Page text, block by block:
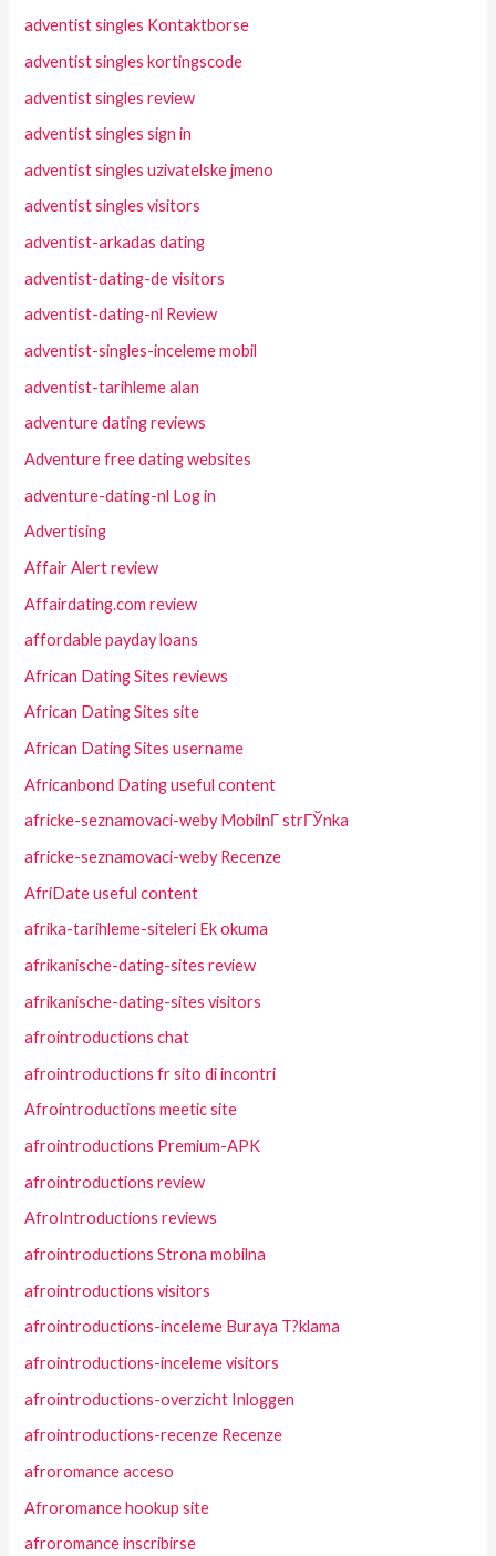
adventist singles Kontaktborse
adventist singles kortingscode
adventist singles review
adventist singles sign in
adventist singles uzivatelske jmeno
adventist singles visitors
adventist-arkadas dating
adventist-dating-de visitors
adventist-dating-nl Review
adventist-singles-inceleme mobil
adventist-tarihleme alan
adventure dating reviews
Adventure free dating websites
adventure-dating-nl Log in
Advertising
Affair Alert review
Affairdating.com review
affordable payday loans
African Dating Sites reviews
African Dating Sites site
African Dating Sites username
Africanbond Dating useful content
africke-seznamovaci-weby MobilnГ­ strГЎnka
africke-seznamovaci-weby Recenze
AfriDate useful content
afrika-tarihleme-siteleri Ek okuma
afrikanische-dating-sites review
afrikanische-dating-sites visitors
afrointroductions chat
afrointroductions fr sito di incontri
Afrointroductions meetic site
afrointroductions Premium-APK
afrointroductions review
AfroIntroductions reviews
afrointroductions Strona mobilna
afrointroductions visitors
afrointroductions-inceleme Buraya T?klama
afrointroductions-inceleme visitors
afrointroductions-overzicht Inloggen
afrointroductions-recenze Recenze
afroromance acceso
Afroromance hookup site
afroromance inscribirse